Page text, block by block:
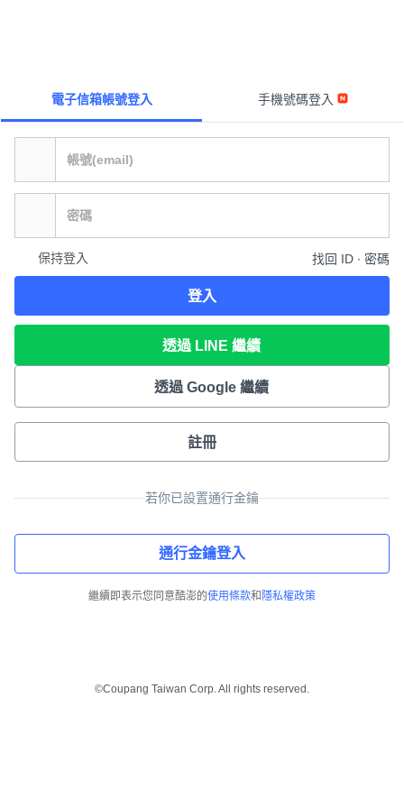
電子信箱帳號登入 手機號碼登入
保持登入 找回 ID ∙ 密碼
登入
透過 LINE 繼續
透過 Google 繼續
註冊
若你已設置通行金鑰
通行金鑰登入
繼續即表示您同意酷澎的使用條款和 隱私權政策
©Coupang Taiwan Corp. All rights reserved.